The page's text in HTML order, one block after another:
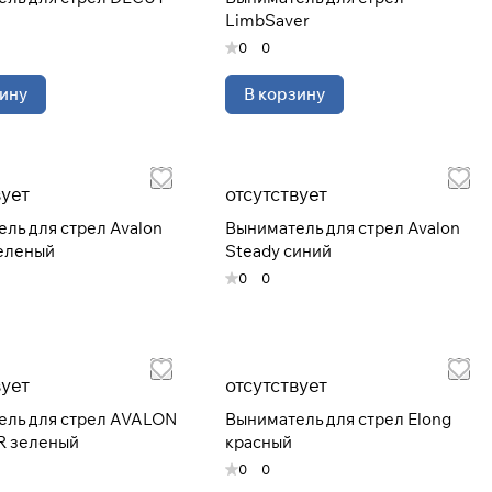
LimbSaver
0 0
В корзину
для стрел Avalon
отсутствует
Выниматель для стрел Avalon
Steady синий
0 0
для стрел AVALON
зеленый
отсутствует
Выниматель для стрел Elong
красный
0 0
Закрыть